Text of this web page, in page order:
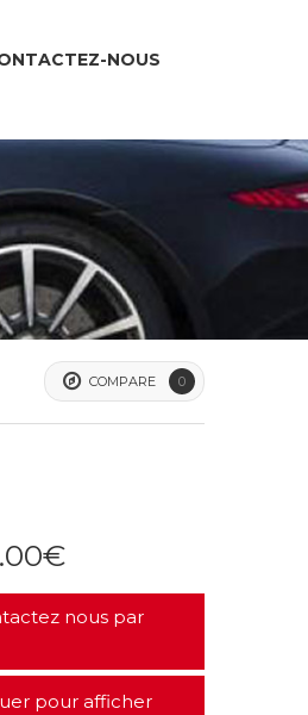
NOUS
COMPARE 0
€
nous par
pour afficher